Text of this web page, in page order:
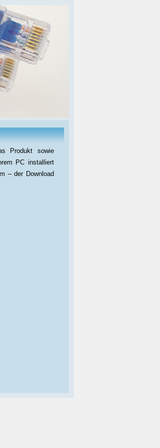
Produkt sowie
PC installiert
– der Download